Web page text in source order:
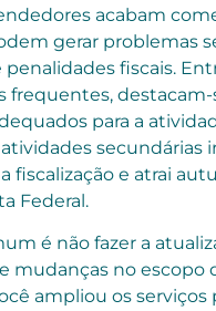
acabam
gerar problemas
fiscais.
frequentes, destacam-
para a
secundárias
fiscalização e atrai
Federal.
é não fazer a
mudanças no escopo
ampliou os serviços